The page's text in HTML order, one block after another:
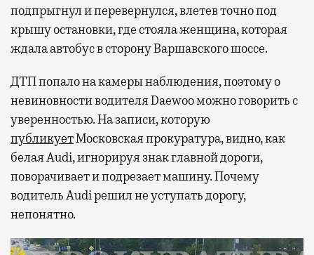
подпрыгнул и перевернулся, влетев точно под
крышу остановки, где стояла женщина, которая
ждала автобус в сторону Варшавского шоссе.
ДТП попало на камеры наблюдения, поэтому о
невиновности водителя Daewoo можно говорить с
уверенностью. На записи, которую
публикуетМосковская прокуратура, видно, как
белая Audi, игнорируя знак главной дороги,
поворачивает и подрезает машину. Почему
водитель Audi решил не уступать дорогу,
непонятно.
Видеоплеер